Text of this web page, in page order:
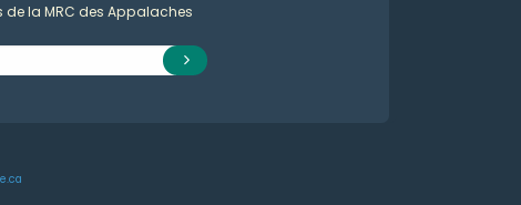
de la MRC des Appalaches